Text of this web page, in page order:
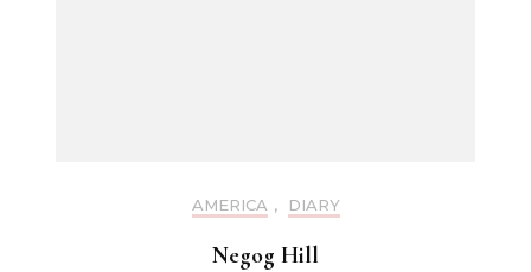
AMERICA , DIARY
Negog Hill